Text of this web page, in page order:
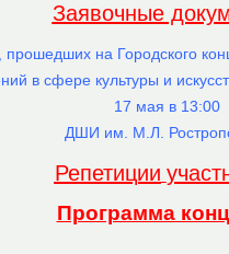
Заявочные
прошедших на Городского
в сфере культуры и
17 мая в 13:00
ДШИ им. М.Л.
Репетиции
Программа